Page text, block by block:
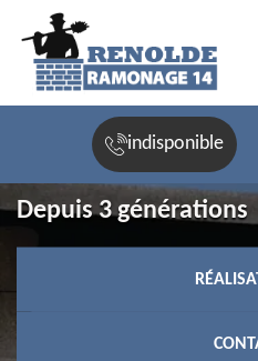
indisponible
Depuis 3 générations